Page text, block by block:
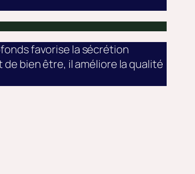
favorise la sécrétion
bien être, il améliore la qualité